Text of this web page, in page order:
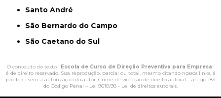
Santo André
São Bernardo do Campo
São Caetano do Sul
O conteúdo do texto " Escola de Curso de Direção Preventiva para Empresa"
é de direito reservado. Sua reprodução, parcial ou total, mesmo citando nossos links, é
proibida sem a autorização do autor. Crime de violação de direito autoral – artigo 184
do Código Penal – Lei 9610/98 - Lei de direitos autorais.